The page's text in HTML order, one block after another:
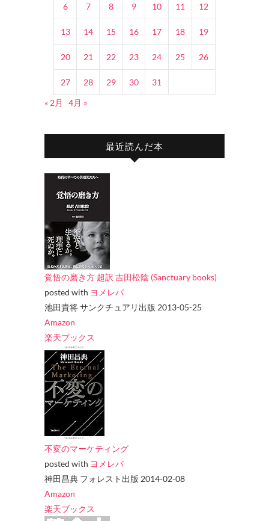
6 7 8 9 10 11 12
13 14 15 16 17 18 19
20 21 22 23 24 25 26
27 28 29 30
31
« 2月
4月 »
最近読んだ本
覚悟の磨き方 超訳 吉田松陰 (Sanctuary books)
posted with ヨメレバ
池田貴将 サンクチュアリ出版 2013-05-25
Amazon
楽天ブックス
不変のマーケティング
posted with ヨメレバ
神田昌典 フォレスト出版 2014-02-08
Amazon
楽天ブックス